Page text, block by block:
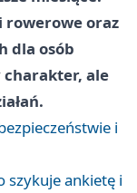
rowerowe oraz
dla osób
charakter, ale
i
szykuje ankietę i